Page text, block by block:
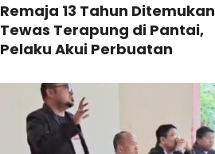
Remaja 13 Tahun Ditemukan
Tewas Terapung di Pantai,
Pelaku Akui Perbuatan